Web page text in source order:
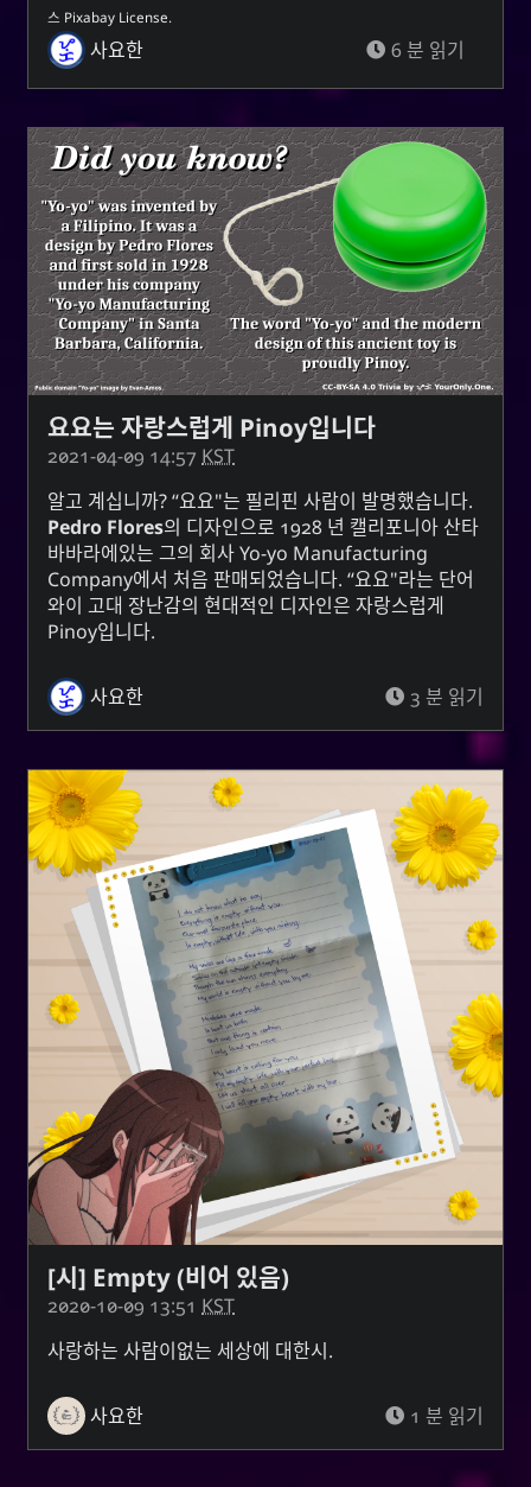
스 Pixabay License.
사요한 6 분 읽기
요요는 자랑스럽게 Pinoy입니다
2021-04-09 14:57 KST
알고 계십니까? “요요"는 필리핀 사람이 발명했습니다.
Pedro Flores의 디자인으로 1928 년 캘리포니아 산타
바바라에있는 그의 회사Yo-yo Manufacturing
Company에서 처음 판매되었습니다. “요요"라는 단어
와이 고대 장난감의 현대적인 디자인은 자랑스럽게
Pinoy입니다.
사요한 3 분 읽기
[시] Empty (비어 있음)
2020-10-09 13:51 KST
사랑하는 사람이없는 세상에 대한시.
사요한 1 분 읽기